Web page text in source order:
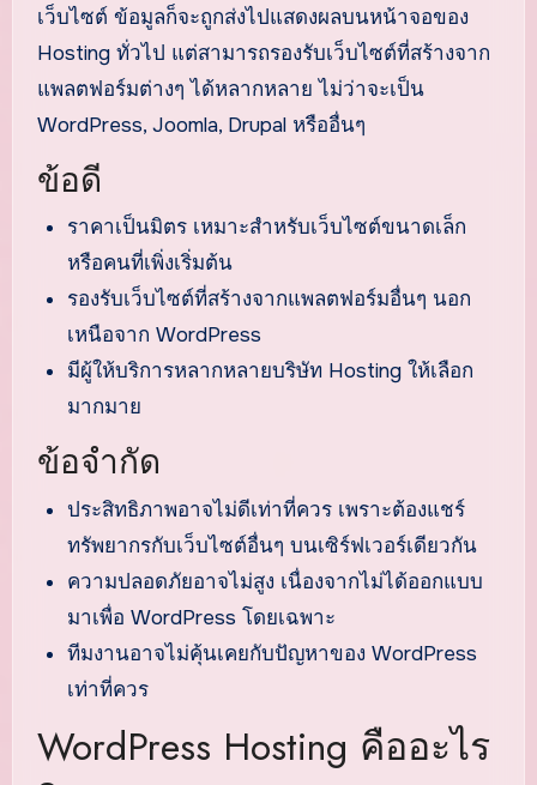
เว็บไซต์ ข้อมูลก็จะถูกส่งไปแสดงผลบนหน้าจอของ
Hosting ทั่วไป แต่สามารถรองรับเว็บไซต์ที่สร้างจาก
แพลตฟอร์มต่างๆ ได้หลากหลาย ไม่ว่าจะเป็น
WordPress, Joomla, Drupal หรืออื่นๆ
ข้อดี
ราคาเป็นมิตร เหมาะสำหรับเว็บไซต์ขนาดเล็ก
หรือคนที่เพิ่งเริ่มต้น
รองรับเว็บไซต์ที่สร้างจากแพลตฟอร์มอื่นๆ นอก
เหนือจาก WordPress
มีผู้ให้บริการหลากหลายบริษัท Hosting ให้เลือก
มากมาย
ข้อจำกัด
ประสิทธิภาพอาจไม่ดีเท่าที่ควร เพราะต้องแชร์
ทรัพยากรกับเว็บไซต์อื่นๆ บนเซิร์ฟเวอร์เดียวกัน
ความปลอดภัยอาจไม่สูง เนื่องจากไม่ได้ออกแบบ
มาเพื่อ WordPress โดยเฉพาะ
ทีมงานอาจไม่คุ้นเคยกับปัญหาของ WordPress
เท่าที่ควร
WordPress Hosting คืออะไร